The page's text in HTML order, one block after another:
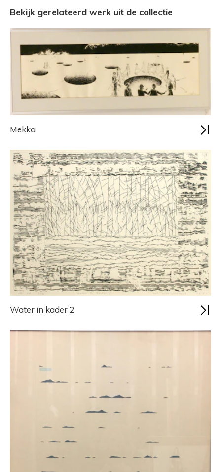
Bekijk gerelateerd werk uit de collectie
Mekka
Water in kader 2